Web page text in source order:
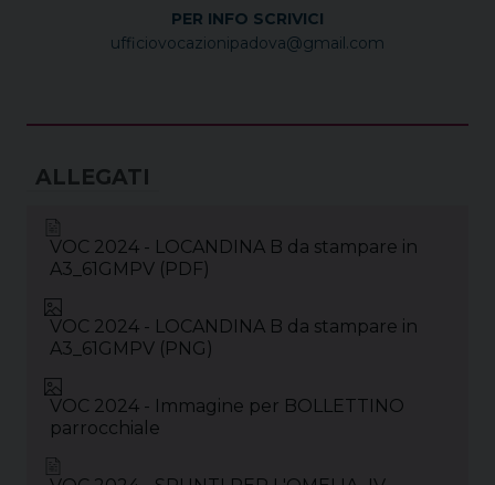
PER INFO SCRIVICI
ufficiovocazionipadova@gmail.com
VOC 2024 - LOCANDINA B da stampare in
A3_61GMPV (PDF)
VOC 2024 - LOCANDINA B da stampare in
A3_61GMPV (PNG)
VOC 2024 - Immagine per BOLLETTINO
parrocchiale